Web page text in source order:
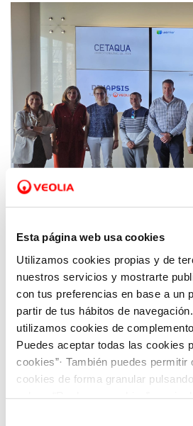
Esta página web usa cookies
Utilizamos cookies propias y de
nuestros servicios y mostrarte
con tus preferencias en base a un
partir de tus hábitos de
utilizamos cookies de
Puedes aceptar todas las cookies
cookies”· También puedes permitir
cookies de forma granular
20 MAY 2025
calidad del agua
de cultivos